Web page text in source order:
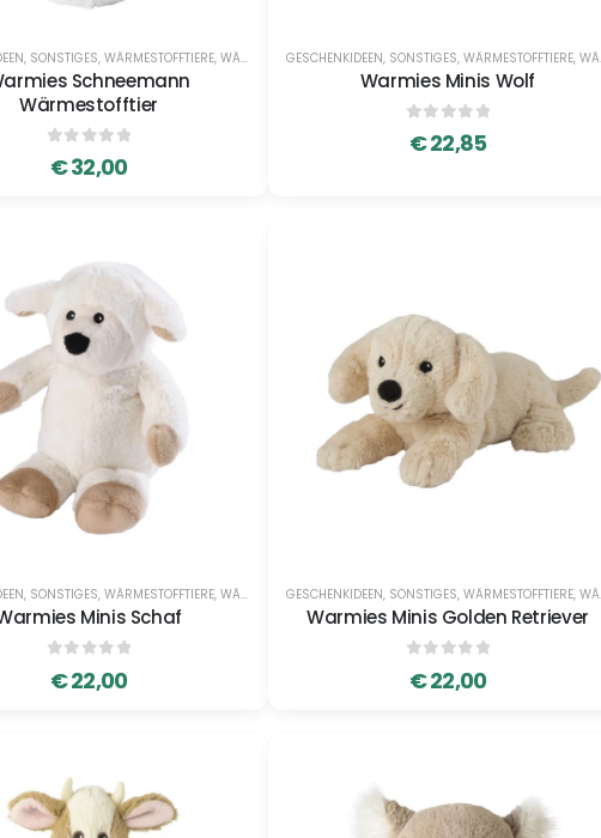
, SONSTIGES, WÄRMESTOFFTIERE, WÄRMESTOFFTIERE
Schneemann
Wärmestofftier
out of 5
€32,00
GESCHENKIDEEN, SONSTIGES, WÄRMESTOFFTIERE, WÄRMESTOFFTIERE
Warmies Minis Wolf
out of 5
€22,85
, SONSTIGES, WÄRMESTOFFTIERE, WÄRMESTOFFTIERE
Minis Schaf
€22,00
GESCHENKIDEEN, SONSTIGES, WÄRMESTOFFTIERE, WÄRMESTOFFTIERE
Warmies Minis Golden Retriever
€22,00